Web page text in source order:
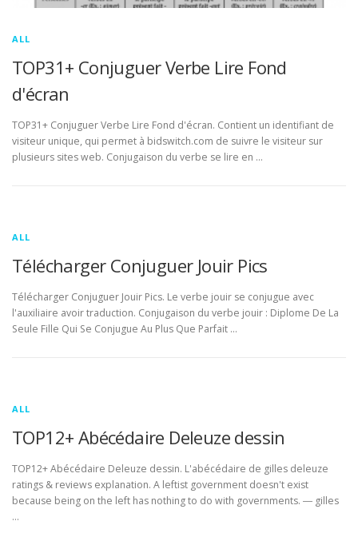
ALL
TOP31+ Conjuguer Verbe Lire Fond
d'écran
TOP31+ Conjuguer Verbe Lire Fond d'écran. Contient un identifiant de
visiteur unique, qui permet à bidswitch.com de suivre le visiteur sur
plusieurs sites web. Conjugaison du verbe se lire en …
ALL
Télécharger Conjuguer Jouir Pics
Télécharger Conjuguer Jouir Pics. Le verbe jouir se conjugue avec
l'auxiliaire avoir traduction. Conjugaison du verbe jouir : Diplome De La
Seule Fille Qui Se Conjugue Au Plus Que Parfait …
ALL
TOP12+ Abécédaire Deleuze dessin
TOP12+ Abécédaire Deleuze dessin. L'abécédaire de gilles deleuze
ratings & reviews explanation. A leftist government doesn't exist
because being on the left has nothing to do with governments. ― gilles
…